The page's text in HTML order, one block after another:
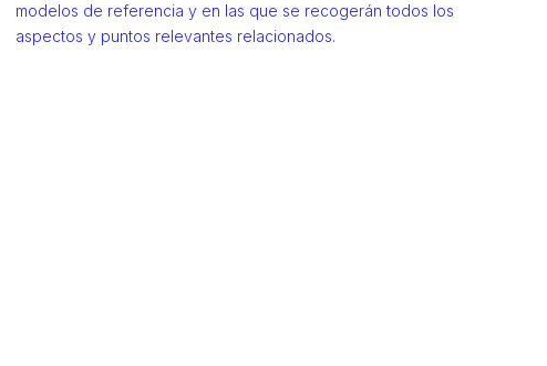
modelos de referencia y en las que se recogerán todos los
aspectos y puntos relevantes relacionados.